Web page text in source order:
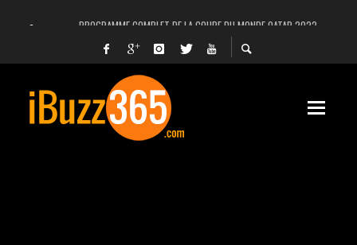
PROGRAMME COMPLET DE LA COUPE DU MONDE QATAR 2022
FACEBOOK, INSTAGRAM ET WHATSAPP HORS SERVICE! EST-CE UNE CYBER-
UNE VIDÉO 4K MONTRE LA PLANÈTE MARS EN ULTRA-HAUTE DÉFINITION
LANCEMENT DU PREMIER VOL HABITÉ DE SPACEX
DÉCÈS DE L’EX-PRÉSIDENT ZINE EL ABIDINE BEN ALI, SERA-T-IL ENTERRÉ EN